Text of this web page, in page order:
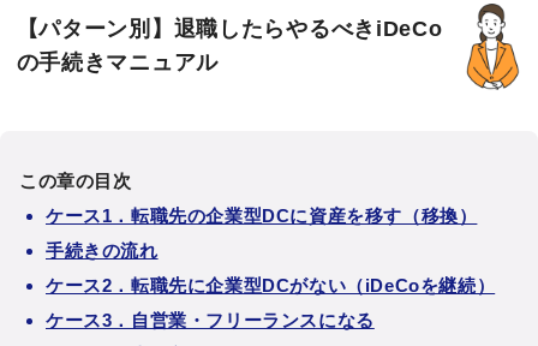
【パターン別】退職したらやるべきiDeCo
の手続きマニュアル
この章の目次
ケース1．転職先の企業型DCに資産を移す（移換）
手続きの流れ
ケース2．転職先に企業型DCがない（iDeCoを継続）
ケース3．自営業・フリーランスになる